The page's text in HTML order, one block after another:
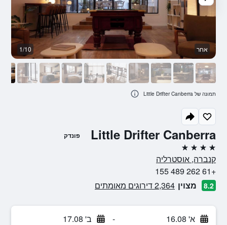
Little Drifter Canberra פונדק
4 כוכבים
קנברה, אוסטרליה
+61 262 489 155
8.2 מצוין 2,364 דירוגים מאומתים
א' 16.08 - ב' 17.08
אחר 1/10
תמונה של Little Drifter Canberra